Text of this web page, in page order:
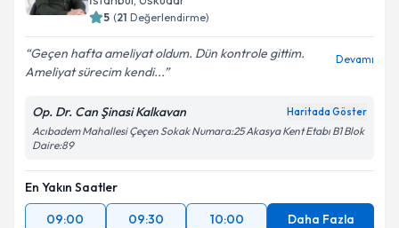
5 (21 Değerlendirme)
Geçen hafta ameliyat oldum. Dün kontrole gittim.
Ameliyat sürecim kendi...
Devamı
Op. Dr. Can Şinasi Kalkavan Haritada Göster
Acıbadem Mahallesi Çeçen Sokak Numara:25 Akasya Kent Etabı B1 Blok
Daire:89
En Yakın Saatler
09:00
09:30 10:00 Daha Fazla